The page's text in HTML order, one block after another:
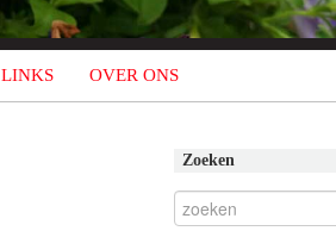
LINKS OVER ONS
Zoeken